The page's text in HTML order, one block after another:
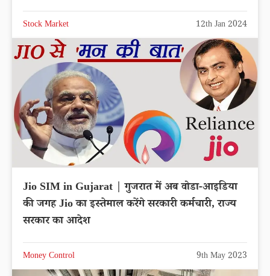
Stock Market 12th Jan 2024
Jio SIM in Gujarat | गुजरात में अब वोडा-आइडिया
की जगह Jio का इस्तेमाल करेंगे सरकारी कर्मचारी, राज्‍य
सरकार का आदेश
Money Control 9th May 2023